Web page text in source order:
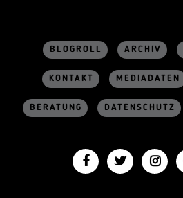
BLOGROLL ARCHIV
KONTAKT MEDIADATEN
BERATUNG DATENSCHUTZ